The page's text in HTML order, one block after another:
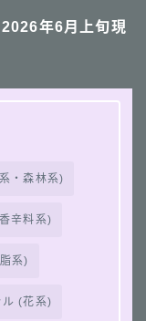
年6月上旬現
・森林系)
辛料系)
系)
ル (花系)